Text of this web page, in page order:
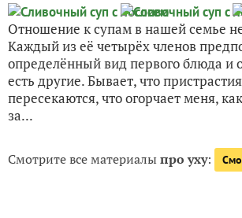
Отношение к супам в нашей семье
Каждый из её четырёх членов
определённый вид первого блюда и
есть другие. Бывает, что
пересекаются, что огорчает меня,
за...
Смотрите все материалыпро уху: